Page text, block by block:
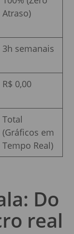
Atraso)
3h semanais
R$ 0,00
Total
(Gráficos em
Tempo Real)
Do
real